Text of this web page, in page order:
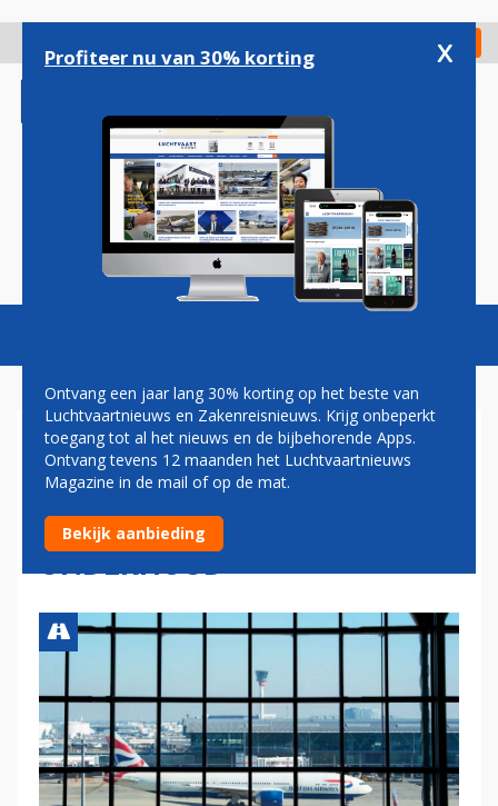
gaan
Check in
Magazine Podcasts Vacatures
RAPPORT: GROTE
STROOMSTORING HEATHROW
KWAM DOOR MATIG
ONDERHOUD
Profiteer nu van 30% korting x
Ontvang een jaar lang 30% korting op het beste van
Luchtvaartnieuws en Zakenreisnieuws. Krijg onbeperkt
toegang tot al het nieuws en de bijbehorende Apps.
Ontvang tevens 12 maanden het Luchtvaartnieuws
Magazine in de mail of op de mat.
Bekijk aanbieding